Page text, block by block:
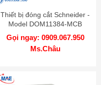
Thiết bị đóng cắt Schneider -
Model DOM11384-MCB
Gọi ngay: 0909.067.950
Ms.Châu